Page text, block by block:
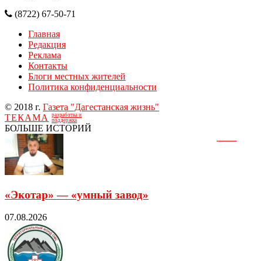
(8722) 67-50-71
Главная
Редакция
Реклама
Контакты
Блоги местных жителей
Политика конфиденциальности
© 2018 г. Газета "Дагестанская жизнь"
ТЕКАМА
разработка и
поддержка
БОЛЬШЕ ИСТОРИЙ
«Экотар» — «умный завод»
07.08.2026